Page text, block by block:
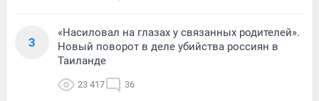
3
«Насиловал на глазах у связанных родителей».
Новый поворот в деле убийства россиян в
Таиланде
23 417 36